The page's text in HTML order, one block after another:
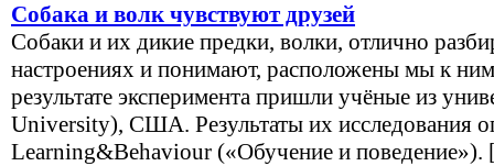
Собака и волк чувствуют друзей
Собаки и их дикие предки, волки, отлично
настроениях и понимают, расположены мы к
результате эксперимента пришли учёные из
University), США. Результаты их исследования
Learning&Behaviour («Обучение и поведение»).